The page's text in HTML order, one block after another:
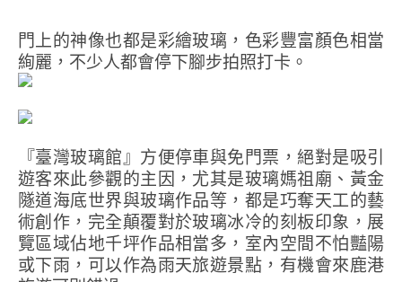
門上的神像也都是彩繪玻璃，色彩豐富顏色相當
絢麗，不少人都會停下腳步拍照打卡。
『臺灣玻璃館』方便停車與免門票，絕對是吸引
遊客來此參觀的主因，尤其是玻璃媽祖廟、黃金
隧道海底世界與玻璃作品等，都是巧奪天工的藝
術創作，完全顛覆對於玻璃冰冷的刻板印象，展
覽區域佔地千坪作品相當多，室內空間不怕豔陽
或下雨，可以作為雨天旅遊景點，有機會來鹿港